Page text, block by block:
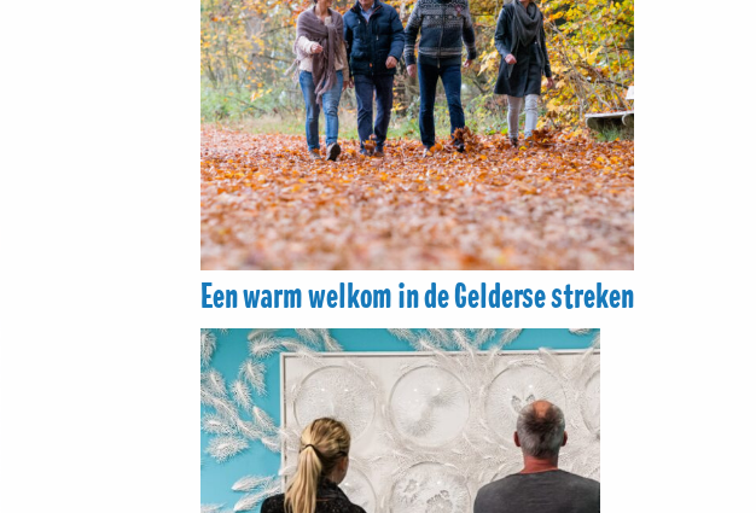
Een warm welkom in de Gelderse streken